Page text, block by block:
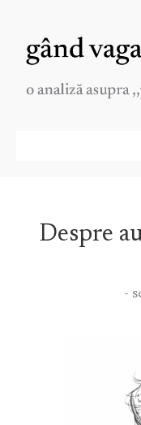
Despre
-